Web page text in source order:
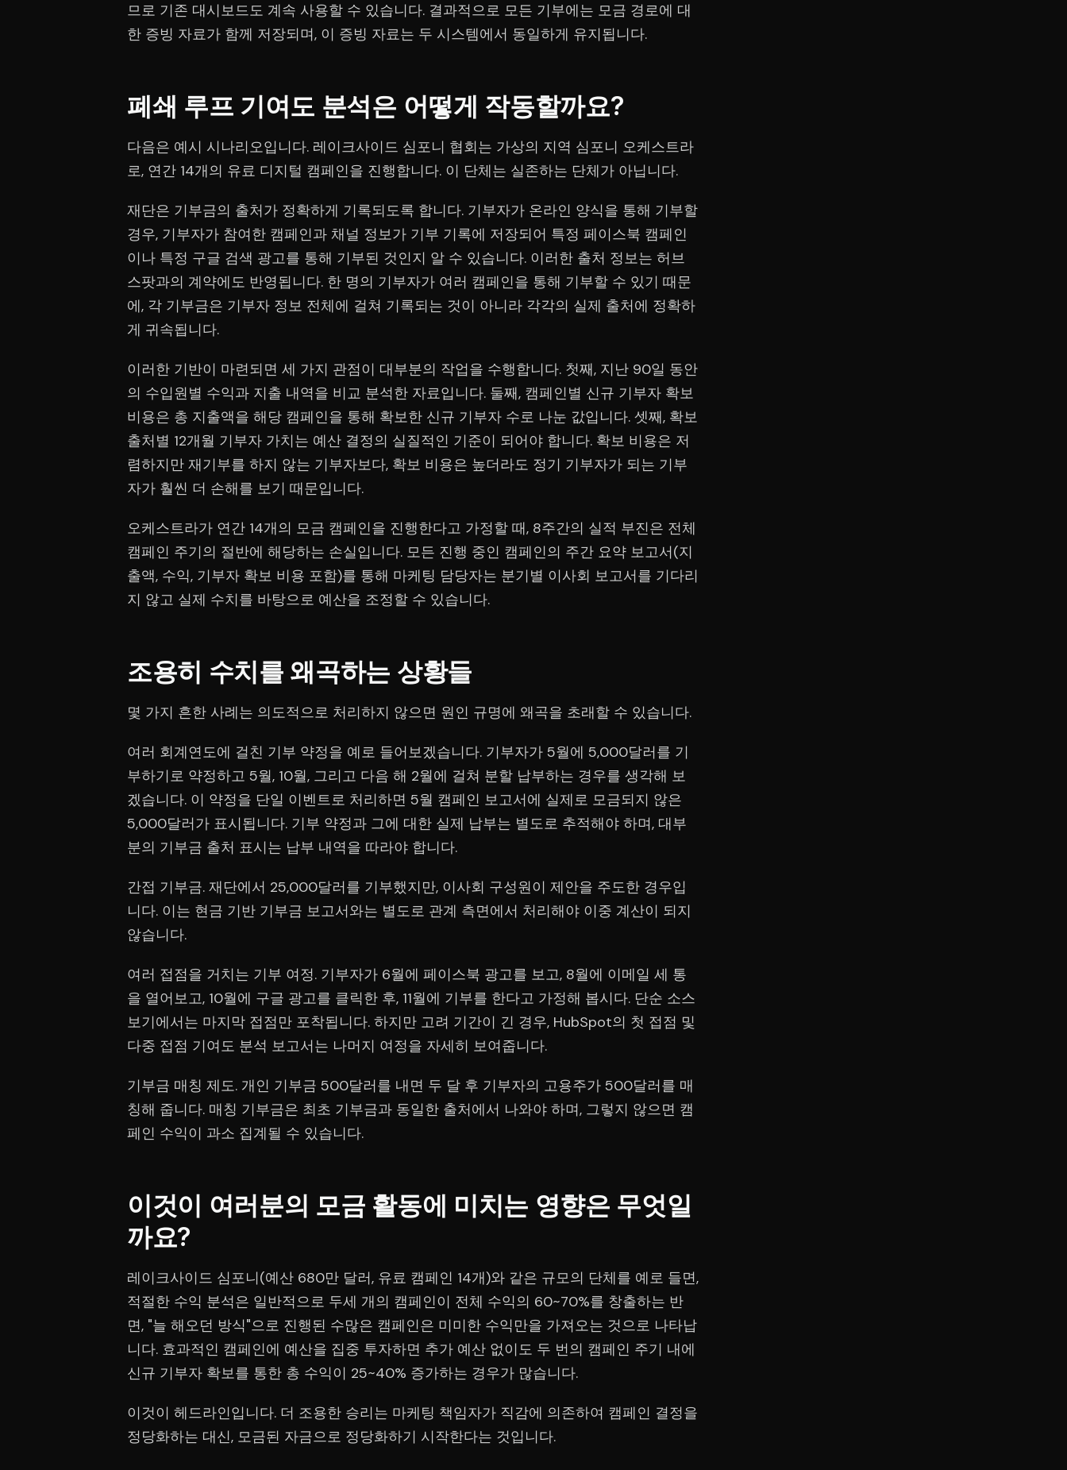
므로 기존 대시보드도 계속 사용할 수 있습니다. 결과적으로 모든 기부에는 모금 경로에 대
한 증빙 자료가 함께 저장되며, 이 증빙 자료는 두 시스템에서 동일하게 유지됩니다.
폐쇄 루프 기여도 분석은 어떻게 작동할까요?
다음은 예시 시나리오입니다. 레이크사이드 심포니 협회는 가상의 지역 심포니 오케스트라
로, 연간 14개의 유료 디지털 캠페인을 진행합니다. 이 단체는 실존하는 단체가 아닙니다.
재단은 기부금의 출처가 정확하게 기록되도록 합니다. 기부자가 온라인 양식을 통해 기부할
경우, 기부자가 참여한 캠페인과 채널 정보가 기부 기록에 저장되어 특정 페이스북 캠페인
이나 특정 구글 검색 광고를 통해 기부된 것인지 알 수 있습니다. 이러한 출처 정보는 허브
스팟과의 계약에도 반영됩니다. 한 명의 기부자가 여러 캠페인을 통해 기부할 수 있기 때문
에, 각 기부금은 기부자 정보 전체에 걸쳐 기록되는 것이 아니라 각각의 실제 출처에 정확하
게 귀속됩니다.
이러한 기반이 마련되면 세 가지 관점이 대부분의 작업을 수행합니다. 첫째, 지난 90일 동안
의 수입원별 수익과 지출 내역을 비교 분석한 자료입니다. 둘째, 캠페인별 신규 기부자 확보
비용은 총 지출액을 해당 캠페인을 통해 확보한 신규 기부자 수로 나눈 값입니다. 셋째, 확보
출처별 12개월 기부자 가치는 예산 결정의 실질적인 기준이 되어야 합니다. 확보 비용은 저
렴하지만 재기부를 하지 않는 기부자보다, 확보 비용은 높더라도 정기 기부자가 되는 기부
자가 훨씬 더 손해를 보기 때문입니다.
오케스트라가 연간 14개의 모금 캠페인을 진행한다고 가정할 때, 8주간의 실적 부진은 전체
캠페인 주기의 절반에 해당하는 손실입니다. 모든 진행 중인 캠페인의 주간 요약 보고서(지
출액, 수익, 기부자 확보 비용 포함)를 통해 마케팅 담당자는 분기별 이사회 보고서를 기다리
지 않고 실제 수치를 바탕으로 예산을 조정할 수 있습니다.
조용히 수치를 왜곡하는 상황들
몇 가지 흔한 사례는 의도적으로 처리하지 않으면 원인 규명에 왜곡을 초래할 수 있습니다.
여러 회계연도에 걸친 기부 약정을 예로 들어보겠습니다. 기부자가 5월에 5,000달러를 기
부하기로 약정하고 5월, 10월, 그리고 다음 해 2월에 걸쳐 분할 납부하는 경우를 생각해 보
겠습니다. 이 약정을 단일 이벤트로 처리하면 5월 캠페인 보고서에 실제로 모금되지 않은
5,000달러가 표시됩니다. 기부 약정과 그에 대한 실제 납부는 별도로 추적해야 하며, 대부
분의 기부금 출처 표시는 납부 내역을 따라야 합니다.
간접 기부금. 재단에서 25,000달러를 기부했지만, 이사회 구성원이 제안을 주도한 경우입
니다. 이는 현금 기반 기부금 보고서와는 별도로 관계 측면에서 처리해야 이중 계산이 되지
않습니다.
여러 접점을 거치는 기부 여정. 기부자가 6월에 페이스북 광고를 보고, 8월에 이메일 세 통
을 열어보고, 10월에 구글 광고를 클릭한 후, 11월에 기부를 한다고 가정해 봅시다. 단순 소스
보기에서는 마지막 접점만 포착됩니다. 하지만 고려 기간이 긴 경우, HubSpot의 첫 접점 및
다중 접점 기여도 분석 보고서는 나머지 여정을 자세히 보여줍니다.
기부금 매칭 제도. 개인 기부금 500달러를 내면 두 달 후 기부자의 고용주가 500달러를 매
칭해 줍니다. 매칭 기부금은 최초 기부금과 동일한 출처에서 나와야 하며, 그렇지 않으면 캠
페인 수익이 과소 집계될 수 있습니다.
이것이 여러분의 모금 활동에 미치는 영향은 무엇일
까요?
레이크사이드 심포니(예산 680만 달러, 유료 캠페인 14개)와 같은 규모의 단체를 예로 들면,
적절한 수익 분석은 일반적으로 두세 개의 캠페인이 전체 수익의 60~70%를 창출하는 반
면, "늘 해오던 방식"으로 진행된 수많은 캠페인은 미미한 수익만을 가져오는 것으로 나타납
니다. 효과적인 캠페인에 예산을 집중 투자하면 추가 예산 없이도 두 번의 캠페인 주기 내에
신규 기부자 확보를 통한 총 수익이 25~40% 증가하는 경우가 많습니다.
이것이 헤드라인입니다. 더 조용한 승리는 마케팅 책임자가 직감에 의존하여 캠페인 결정을
정당화하는 대신, 모금된 자금으로 정당화하기 시작한다는 것입니다.